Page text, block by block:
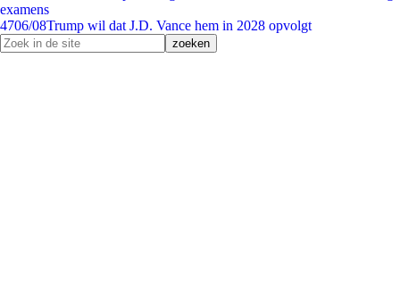
examens
4706/08Trump wil dat J.D. Vance hem in 2028 opvolgt